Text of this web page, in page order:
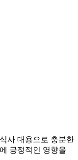
사 대용으로 충분한
긍정적인 영향을